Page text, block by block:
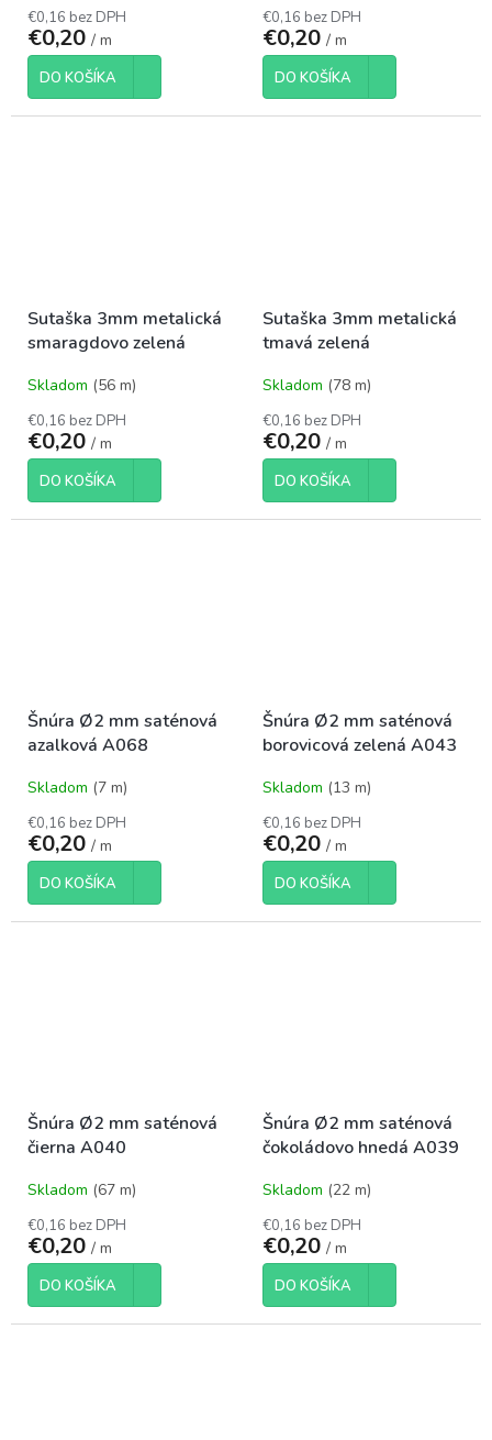
€0,16 bez DPH
€0,20 / m
DO KOŠÍKA
€0,16 bez DPH
€0,20 / m
DO KOŠÍKA
Sutaška 3mm metalická
smaragdovo zelená
Skladom (56 m)
€0,16 bez DPH
€0,20 / m
DO KOŠÍKA
Sutaška 3mm metalická
tmavá zelená
Skladom (78 m)
€0,16 bez DPH
€0,20 / m
DO KOŠÍKA
Šnúra Ø2 mm saténová
azalková A068
Skladom (7 m)
€0,16 bez DPH
€0,20 / m
DO KOŠÍKA
Šnúra Ø2 mm saténová
borovicová zelená A043
Skladom (13 m)
€0,16 bez DPH
€0,20 / m
DO KOŠÍKA
Šnúra Ø2 mm saténová
čierna A040
Skladom (67 m)
€0,16 bez DPH
€0,20 / m
DO KOŠÍKA
Šnúra Ø2 mm saténová
čokoládovo hnedá A039
Skladom (22 m)
€0,16 bez DPH
€0,20 / m
DO KOŠÍKA